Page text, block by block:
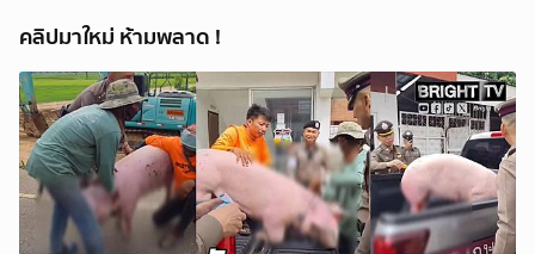
คลิปมาใหม่ ห้ามพลาด !